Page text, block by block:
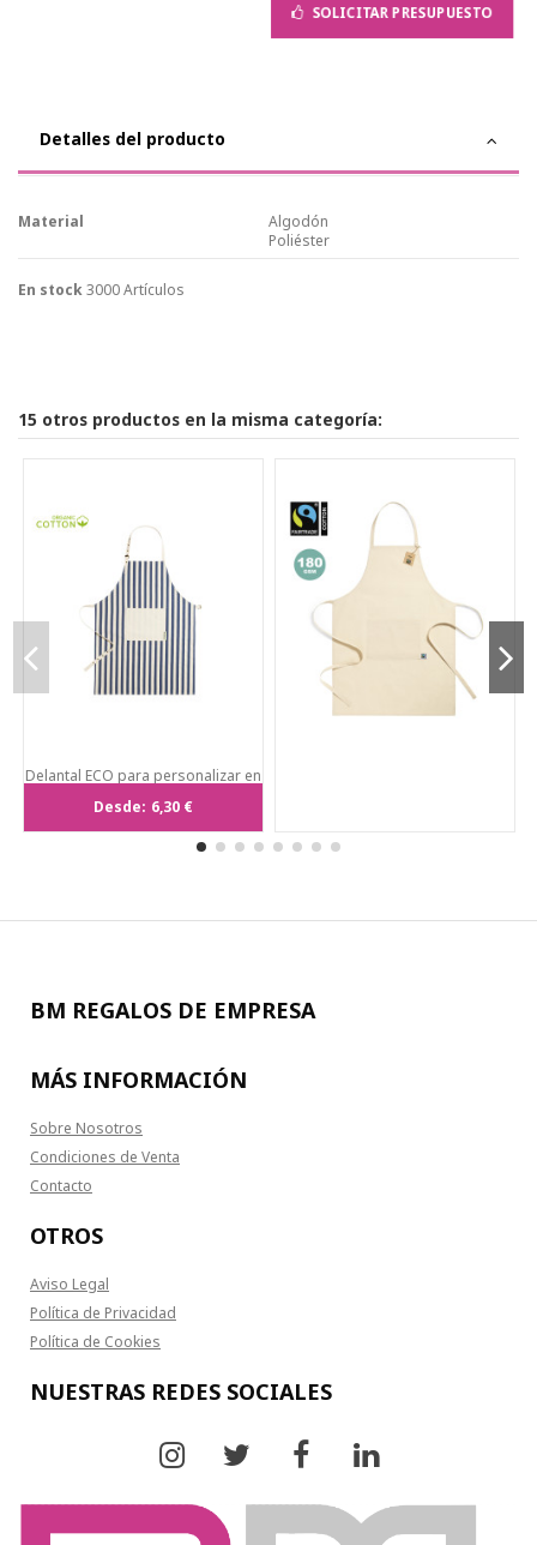
SOLICITAR PRESUPUESTO
Detalles del producto
Material
Algodón
Poliéster
En stock3000 Artículos
15 otros productos en la misma categoría:
Delantal ECO para personalizar en
Desde: 6,30 €
BM REGALOS DE EMPRESA
MÁS INFORMACIÓN
Sobre Nosotros
Condiciones de Venta
Contacto
OTROS
Aviso Legal
Política de Privacidad
Política de Cookies
NUESTRAS REDES SOCIALES